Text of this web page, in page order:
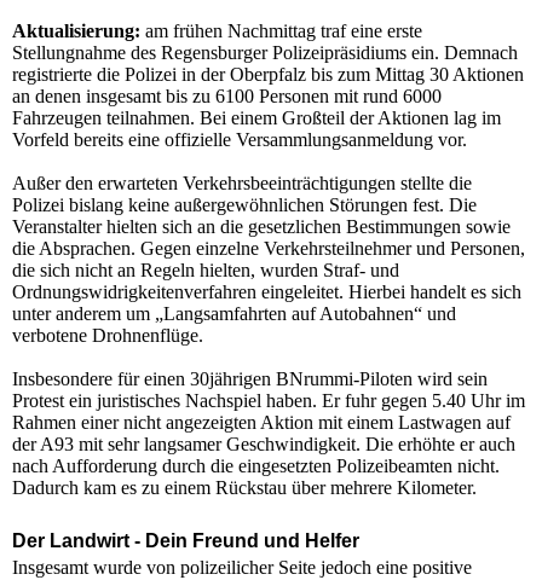
Aktualisierung: am frühen Nachmittag traf eine erste
Stellungnahme des Regensburger Polizeipräsidiums ein. Demnach
registrierte die Polizei in der Oberpfalz bis zum Mittag 30 Aktionen
an denen insgesamt bis zu 6100 Personen mit rund 6000
Fahrzeugen teilnahmen. Bei einem Großteil der Aktionen lag im
Vorfeld bereits eine offizielle Versammlungsanmeldung vor.
Außer den erwarteten Verkehrsbeeinträchtigungen stellte die
Polizei bislang keine außergewöhnlichen Störungen fest. Die
Veranstalter hielten sich an die gesetzlichen Bestimmungen sowie
die Absprachen. Gegen einzelne Verkehrsteilnehmer und Personen,
die sich nicht an Regeln hielten, wurden Straf- und
Ordnungswidrigkeitenverfahren eingeleitet. Hierbei handelt es sich
unter anderem um „Langsamfahrten auf Autobahnen“ und
verbotene Drohnenflüge.
Insbesondere für einen 30jährigen BNrummi-Piloten wird sein
Protest ein juristisches Nachspiel haben. Er fuhr gegen 5.40 Uhr im
Rahmen einer nicht angezeigten Aktion mit einem Lastwagen auf
der A93 mit sehr langsamer Geschwindigkeit. Die erhöhte er auch
nach Aufforderung durch die eingesetzten Polizeibeamten nicht.
Dadurch kam es zu einem Rückstau über mehrere Kilometer.
Der Landwirt - Dein Freund und Helfer
Insgesamt wurde von polizeilicher Seite jedoch eine positive